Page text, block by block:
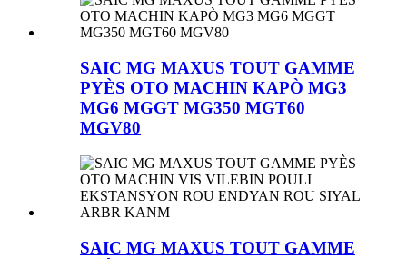
SAIC MG MAXUS TOUT GAMME
PYÈS OTO MACHIN KAPÒ MG3
MG6 MGGT MG350 MGT60
MGV80
SAIC MG MAXUS TOUT GAMME